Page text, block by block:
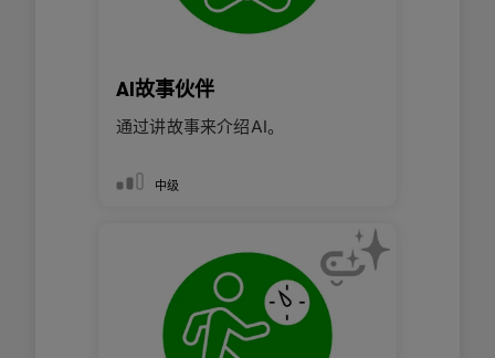
AI故事伙伴
通过讲故事来介绍AI。
中级